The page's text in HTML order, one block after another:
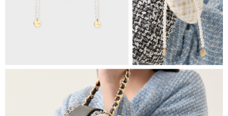
用戶於交易時，得透過本服務購買商品或服務，並由商店將買賣／分期付款
買賣價金債權讓與本公司後，依約使用本公司帳單繳交帳款。
2.基於同意付款使用「大哥付你分期」之契約關係目的，商店將以您的個人
資料（包含姓名、電話或地址）提供予台灣大哥大進項蒐集、處理及利用，
由本公司與您本人進行分期帳單所需資料之確認、核對及更正。
https://oppay.tw/userRule
7-11取貨付款
每筆NT$80，滿NT$1,500(含以上)免運費
每筆NT$80，滿NT$1,500(含以上)免運費
每筆NT$100，滿NT$1,500(含以上)免運費